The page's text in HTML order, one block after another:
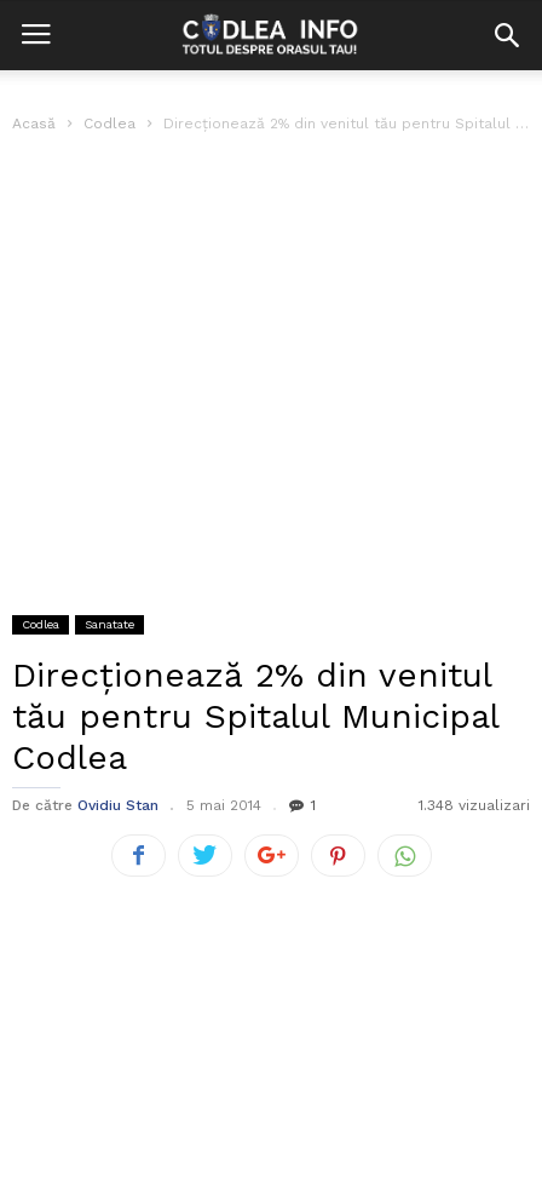
Acasă Codlea Direcționează 2% din venitul tău pentru Spitalul Municipal Codlea
Codlea Sanatate
Direcționează 2% din venitul
tău pentru Spitalul Municipal
Codlea
De către Ovidiu Stan 5 mai 2014 1 1.348 vizualizari